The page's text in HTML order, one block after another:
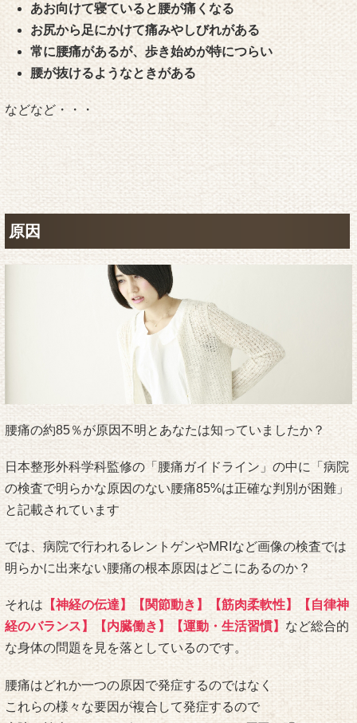
あお向けて寝ていると腰が痛くなる
お尻から足にかけて痛みやしびれがある
常に腰痛があるが、歩き始めが特につらい
腰が抜けるようなときがある
などなど・・・
原因
腰痛の約85％が原因不明とあなたは知っていましたか？
日本整形外科学科監修の「腰痛ガイドライン」の中に「病院
の検査で明らかな原因のない腰痛85%は正確な判別が困難」
と記載されています
では、病院で行われるレントゲンやMRIなど画像の検査では
明らかに出来ない腰痛の根本原因はどこにあるのか？
それは 【神経の伝達】【関節動き】【筋肉柔軟性】【自律神
経のバランス】【内臓働き】【運動・生活習慣】 など総合的
な身体の問題を見を落としているのです。
腰痛はどれか一つの原因で発症するのではなく
これらの様々な要因が複合して発症するので